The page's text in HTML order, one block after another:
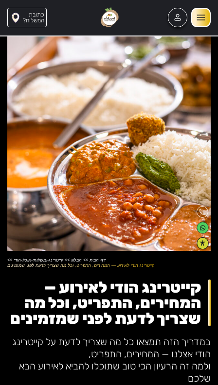
כתובת
?המשלוח
דף הבית >> הבלוג >> קייטרינג-ומשלוחי-אוכל-הודי >>
קייטרינג הודי לאירוע — המחירים, התפריט, וכל מה שצריך לדעת לפני שמזמינים
קייטרינג הודי לאירוע —
המחירים, התפריט, וכל מה
שצריך לדעת לפני שמזמינים
במדריך הזה תמצאו כל מה שצריך לדעת על קייטרינג
הודי אצלנו — המחירים, התפריט,
ולמה זה הרעיון הכי טוב שתוכלו להביא לאירוע הבא
שלכם